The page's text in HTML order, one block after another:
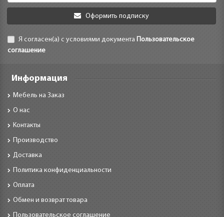
Оформить подписку
Я согласен(а) с условиями документа Пользовательское
соглашение
Информация
Мебель на Заказ
О нас
Контакты
Производство
Доставка
Политика конфиденциальности
Оплата
Обмен и возврат товара
Пользовательское соглашение